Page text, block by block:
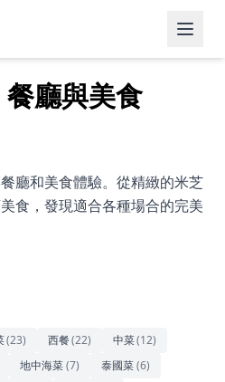
廳與美食
廳和美食體驗。從精緻的米芝
食，發現適合各種場合的完美
(23) 西餐(22) 中菜(12)
地中海菜(7) 泰國菜(6)